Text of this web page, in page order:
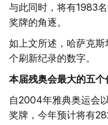
与此同时，将有1983
奖牌的角逐。
如上文所述，哈萨克
个刷新纪录的数字。
本届残奥会最大的五个
自2004年雅典奥运会
奖牌，今年预计将有